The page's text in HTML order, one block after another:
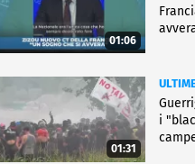
01:06
01:31
i